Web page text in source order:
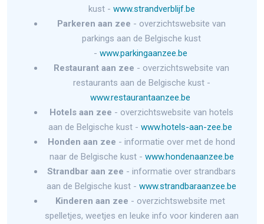
kust - www.strandverblijf.be
Parkeren aan zee - overzichtswebsite van
parkings aan de Belgische kust
- www.parkingaanzee.be
Restaurant aan zee - overzichtswebsite van
restaurants aan de Belgische kust -
www.restaurantaanzee.be
Hotels aan zee - overzichtswebsite van hotels
aan de Belgische kust - www.hotels-aan-zee.be
Honden aan zee - informatie over met de hond
naar de Belgische kust - www.hondenaanzee.be
Strandbar aan zee - informatie over strandbars
aan de Belgische kust - www.strandbaraanzee.be
Kinderen aan zee - overzichtswebsite met
spelletjes, weetjes en leuke info voor kinderen aan